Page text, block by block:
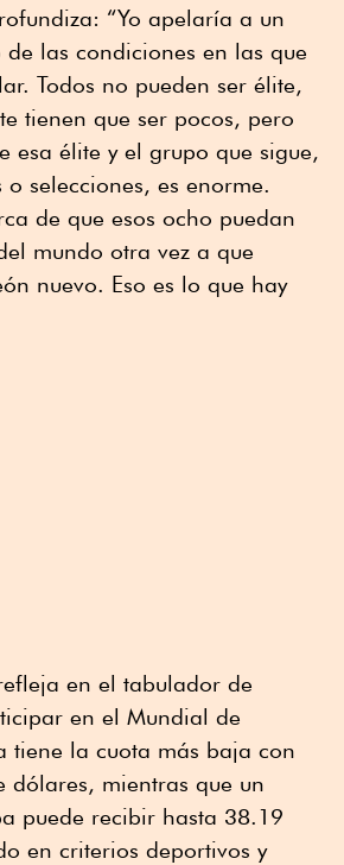
“Yo apelaría a un
las condiciones en las que
Todos no pueden ser élite,
tienen que ser pocos, pero
esa élite y el grupo que sigue,
o selecciones, es enorme.
de que esos ocho puedan
mundo otra vez a que
nuevo. Eso es lo que hay
en el tabulador de
en el Mundial de
tiene la cuota más baja con
dólares, mientras que un
puede recibir hasta 38.19
en criterios deportivos y